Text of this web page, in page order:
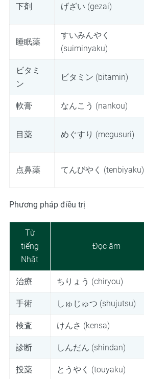
下剤 げざい (gezai)
睡眠薬
すいみんやく
(suiminyaku)
ビタミ
ン
ビタミン (bitamin)
軟膏 なんこう (nankou)
目薬 めぐすり (megusuri)
点鼻薬 てんびやく (tenbiyaku)
Phương pháp điều trị
Từ
tiếng
Nhật
Đọc âm
治療 ちりょう (chiryou)
手術 しゅじゅつ (shujutsu)
検査 けんさ (kensa)
診断 しんだん (shindan)
投薬 とうやく (touyaku)